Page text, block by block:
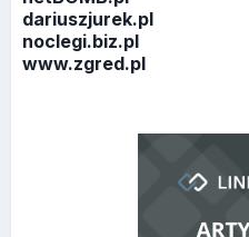
dariuszjurek.pl
noclegi.biz.pl
www.zgred.pl